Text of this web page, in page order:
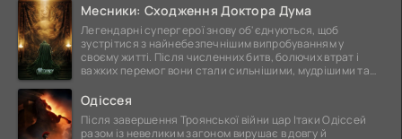
Месники: Сходження Доктора Дума
Легендарні супергерої знову об'єднуються, щоб
зустрітися з найнебезпечнішим випробуванням у
своєму житті. Після численних битв, болючих втрат і
важких перемог вони стали сильнішими, мудрішими та
Одіссея
Після завершення Троянської війни цар Ітаки Одіссей
разом із невеликим загоном вирушає в довгу й